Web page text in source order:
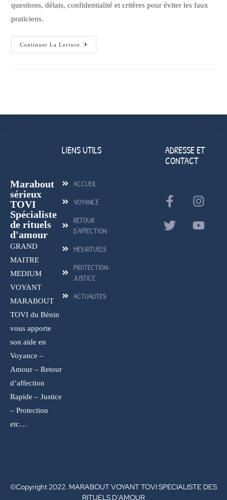
questions, délais, confidentialité et critères pour éviter les faux
praticiens.
Continuer La Lecture
Marabout
sérieux
TOVI
Spécialiste
de rituels
d'amour
GRAND
MAITRE
MEDIUM
VOYANT
MARABOUT
TOVI du Bénin
vous apporte
son aide en
Voyance –
Amour – Retour
d’affection
Rapide – Justice
– Protection
etc…
LIENS UTILS
ACCUEIL
VOYANCE
RETOUR
D'AFFECTION
MES RITUELS
PROTECTION-
JUSTICE
ACTUALITES
ADRESSE ET
CONTACT
©Copyright 2022. MARABOUT VOYANT TOVI SPECIALISTE DES
RITUELS D'AMOUR